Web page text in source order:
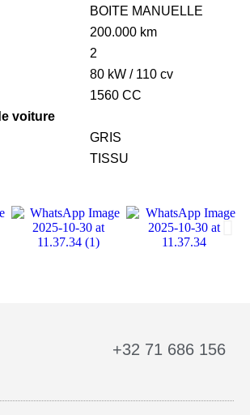
BOITE MANUELLE
200.000 km
2
80 kW / 110 cv
1560 CC
voiture
GRIS
TISSU
+32 71 686 156